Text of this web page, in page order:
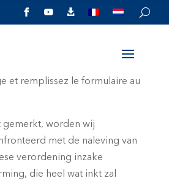
  
et remplissez le formulaire au
gemerkt, worden wij
met de naleving van
verordening inzake
die heel wat inkt zal